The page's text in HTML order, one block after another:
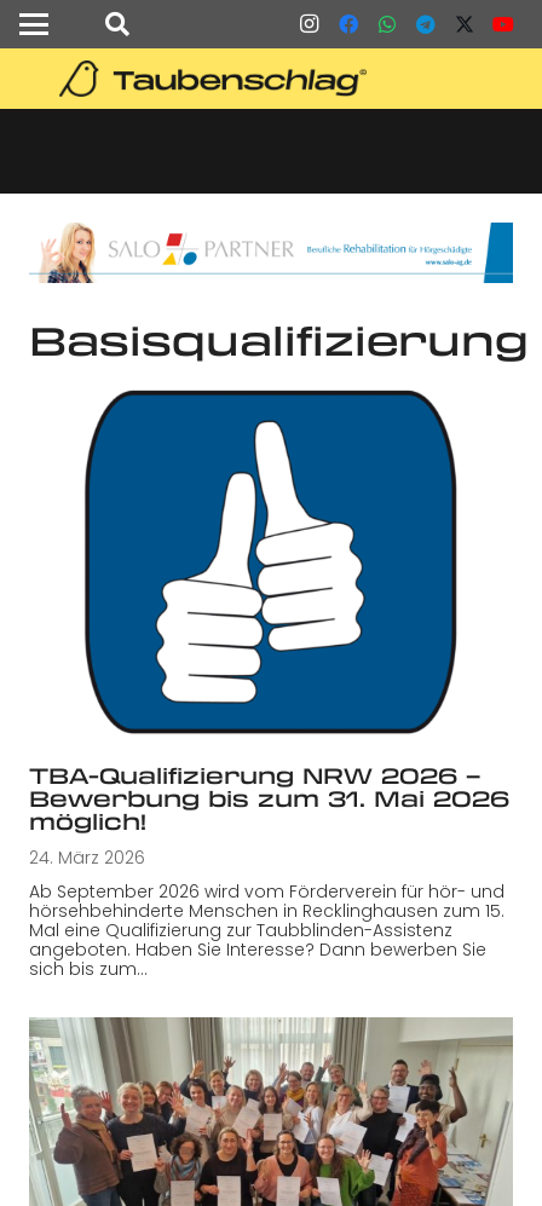
Basisqualifizierung
TBA-Qualifizierung NRW 2026 –
Bewerbung bis zum 31. Mai 2026
möglich!
24. März 2026
Ab September 2026 wird vom Förderverein für hör- und
hörsehbehinderte Menschen in Recklinghausen zum 15.
Mal eine Qualifizierung zur Taubblinden-Assistenz
angeboten. Haben Sie Interesse? Dann bewerben Sie
sich bis zum…